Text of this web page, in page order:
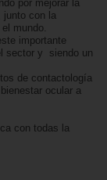
por mejorar la
con la
mundo.
importante
sector y siendo un
de contactología
ocular a
con todas la